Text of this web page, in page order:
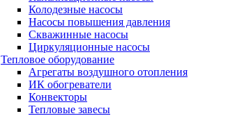
Колодезные насосы
Насосы повышения давления
Скважинные насосы
Циркуляционные насосы
Тепловое оборудование
Агрегаты воздушного отопления
ИК обогреватели
Конвекторы
Тепловые завесы